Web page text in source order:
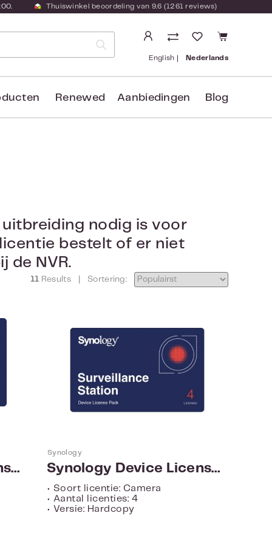
Thuiswinkel beoordeling van 9.6 (1261 reviews)
Je hebt 0
English Nederlands
Renewed Aanbiedingen Blog
nodig is voor
bestelt of er niet
de NVR.
11 Results Sortering:
Synology Device License Virtual - Digitale versie
Synology
Synology Device License Pack x 4
• Soort licentie: Camera
• Aantal licenties: 4
• Versie: Hardcopy